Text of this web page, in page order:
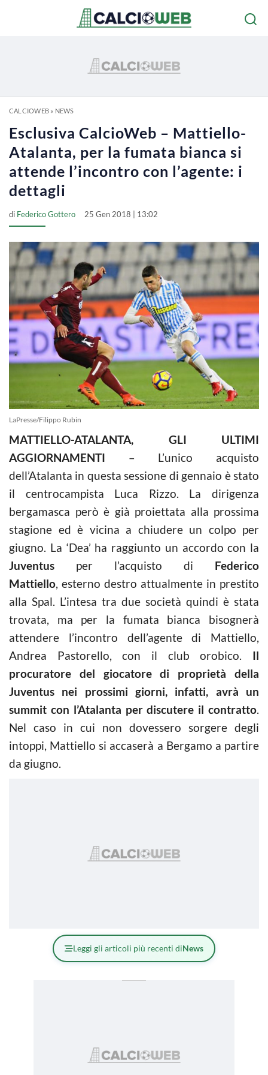
CALCIOWEB» NEWS
Esclusiva CalcioWeb – Mattiello-
Atalanta, per la fumata bianca si
attende l’incontro con l’agente: i
dettagli
di Federico Gottero 25 Gen 2018 | 13:02
LaPresse/Filippo Rubin
MATTIELLO-ATALANTA, GLI ULTIMI
AGGIORNAMENTI – L’unico acquisto
dell’Atalanta in questa sessione di gennaio è stato
il centrocampista Luca Rizzo. La dirigenza
bergamasca però è già proiettata alla prossima
stagione ed è vicina a chiudere un colpo per
giugno. La ‘Dea’ ha raggiunto un accordo con la
Juventus per l’acquisto di Federico
Mattiello, esterno destro attualmente in prestito
alla Spal. L’intesa tra due società quindi è stata
trovata, ma per la fumata bianca bisognerà
attendere l’incontro dell’agente di Mattiello,
Andrea Pastorello, con il club orobico. Il
procuratore del giocatore di proprietà della
Juventus nei prossimi giorni, infatti, avrà un
summit con l’Atalanta per discutere il contratto.
Nel caso in cui non dovessero sorgere degli
intoppi, Mattiello si accaserà a Bergamo a partire
da giugno.
Leggi gli articoli più recenti diNews